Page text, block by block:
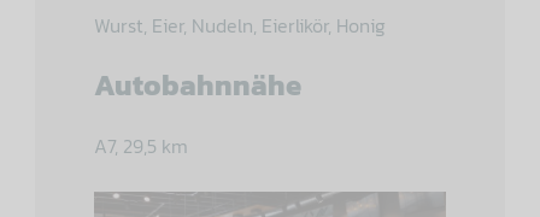
Wurst, Eier, Nudeln, Eierlikör, Honig
Autobahnnähe
A7, 29,5 km